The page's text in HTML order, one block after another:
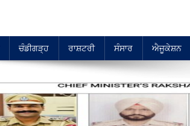
ਚੰਡੀਗੜ੍ਹ ਰਾਸ਼ਟਰੀ ਸੰਸਾਰ ਐਜੂਕੇਸ਼ਨ